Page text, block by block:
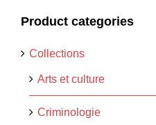
Product categories
Collections
Arts et culture
Criminologie